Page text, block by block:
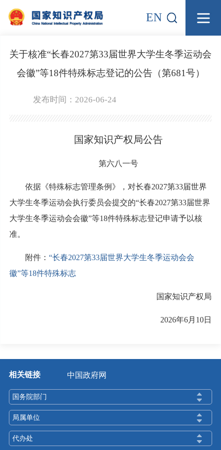
EN
关于核准“长春2027第33届世界大学生冬季运动会
会徽”等18件特殊标志登记的公告（第681号）
发布时间：2026-06-24
国家知识产权局公告
第六八一号
依据《特殊标志管理条例》，对长春2027第33届世界
大学生冬季运动会执行委员会提交的“长春2027第33届世界
大学生冬季运动会会徽”等18件特殊标志登记申请予以核
准。
附件： “长春2027第33届世界大学生冬季运动会会
徽”等18件特殊标志
国家知识产权局
2026年6月10日
相关链接 中国政府网
国务院部门
局属单位
代办处